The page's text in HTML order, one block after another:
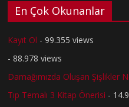
En Çok Okunanlar
Kayıt Ol - 99.355 views
- 88.978 views
Damağımızda Oluşan Şişlikler
Tıp Temalı 3 Kitap Önerisi -